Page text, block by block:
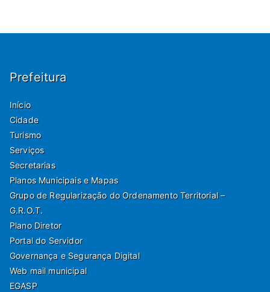
Prefeitura
Início
Cidade
Turismo
Serviços
Secretarias
Planos Municipais e Mapas
Grupo de Regularização do Ordenamento Territorial –
G.R.O.T.
Plano Diretor
Portal do Servidor
Governança e Segurança Digital
Web mail municipal
EGASP